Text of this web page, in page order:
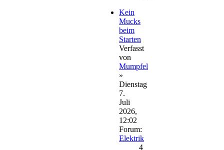
Kein
Mucks
beim
Starten
Verfasst
von
Mumpfel
»
Dienstag
7.
Juli
2026,
12:02
Forum:
Elektrik
4